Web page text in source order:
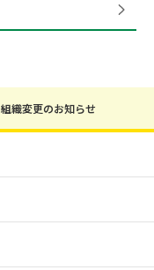
組織変更のお知らせ